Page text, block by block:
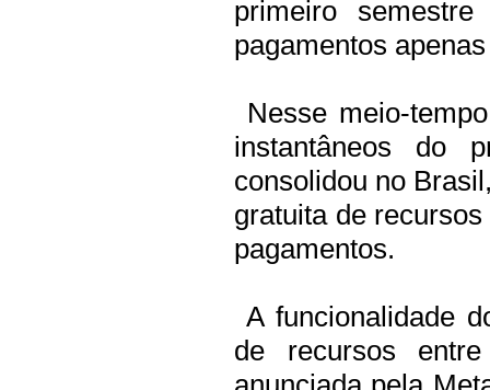
primeiro
pagamentos
Nesse meio-
instantâneos do
consolidou no
gratuita de
pagamentos.
A funcionalidade
de recursos